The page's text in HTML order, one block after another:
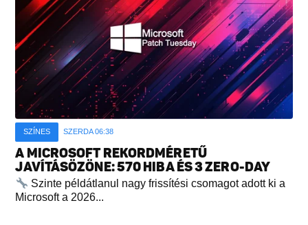
SZÍNES SZERDA 06:38
A MICROSOFT REKORDMÉRETŰ
JAVÍTÁSÖZÖNE: 570 HIBA ÉS 3 ZERO-DAY
Szinte példátlanul nagy frissítési csomagot adott ki a
Microsoft a 2026...